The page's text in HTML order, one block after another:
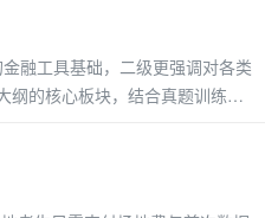
融工具基础，二级更强调对各类
纲的核心板块，结合真题训练掌